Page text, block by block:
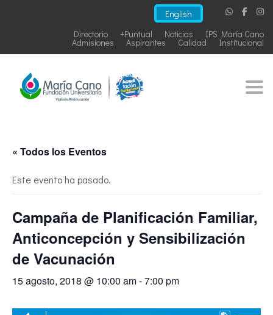
English
IPS María Cano
Noticias
+Puntual
Directorio
Institucional
Calidad
Aspirantes
Admisiones
« Todos los Eventos
Este evento ha pasado.
Campaña de Planificación Familiar,
Anticoncepción y Sensibilización
de Vacunación
15 agosto, 2018 @ 10:00 am-7:00 pm